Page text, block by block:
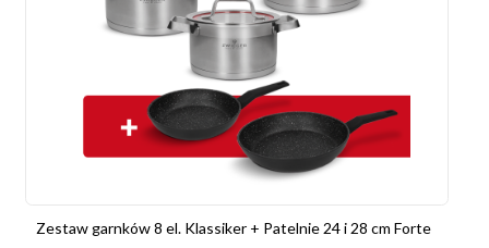
Zestaw garnków 8 el. Klassiker + Patelnie 24 i 28 cm Forte